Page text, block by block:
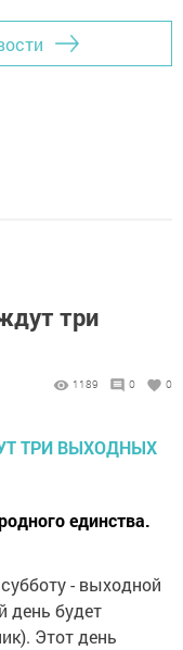
три
1189 0 0
единства.
- выходной
день будет
Этот день